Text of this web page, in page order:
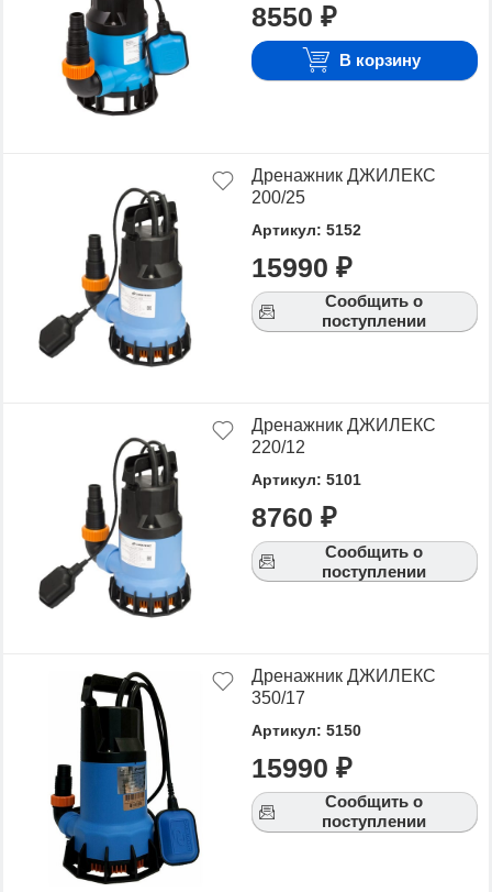
8550 ₽
В корзину
Дренажник ДЖИЛЕКС
200/25
Артикул: 5152
15990 ₽
Сообщить о
поступлении
Дренажник ДЖИЛЕКС
220/12
Артикул: 5101
8760 ₽
Сообщить о
поступлении
Дренажник ДЖИЛЕКС
350/17
Артикул: 5150
15990 ₽
Сообщить о
поступлении